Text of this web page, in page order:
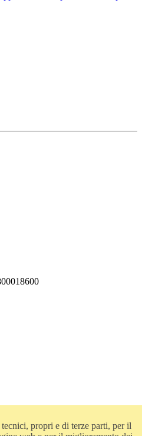
propri e di terze parti, per il